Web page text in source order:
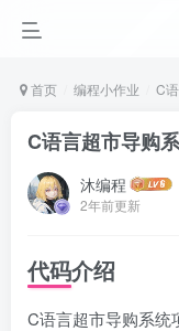
首页 编程小作业 C
C语言超市导购
沐编程
2年前更新
代码介绍
C语言超市导购系统